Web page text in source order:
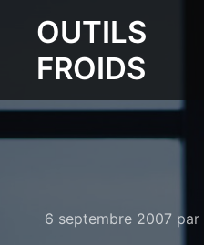
OUTILS
FROIDS
6 septembre 2007 par